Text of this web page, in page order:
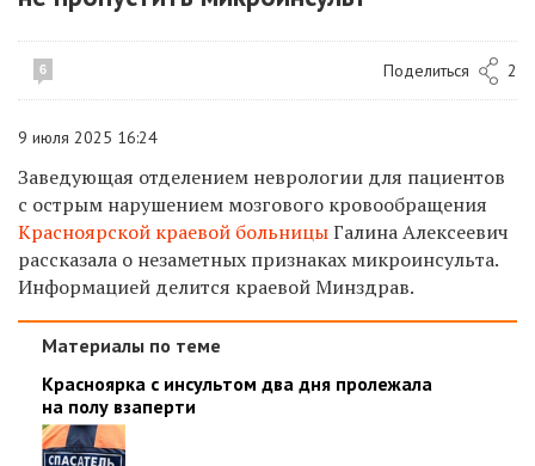
6 Поделиться 2
9 июля 2025 16:24
Заведующая отделением неврологии для пациентов
с острым нарушением мозгового кровообращения
Красноярской краевой больницыГалина Алексеевич
рассказала о незаметных признаках микроинсульта.
Информацией делится краевой Минздрав.
Материалы по теме
Красноярка с инсультом два дня пролежала
на полу взаперти